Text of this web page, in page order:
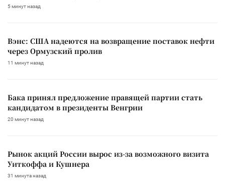
5 минут назад
Вэнс: США надеются на возвращение поставок нефти
через Ормузский пролив
11 минут назад
Бака принял предложение правящей партии стать
кандидатом в президенты Венгрии
20 минут назад
Рынок акций России вырос из-за возможного визита
Уиткоффа и Кушнера
31 минута назад